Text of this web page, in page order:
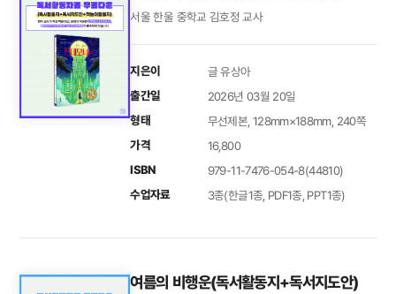
서울 한울 중학교 김호정 교사
지은이 글 유상아
출간일 2026년 03월 20일
형태 무선제본, 128mm×188mm, 240쪽
가격 16,800
ISBN 979-11-7476-054-8(44810)
수업자료 3종(한글1종, PDF1종, PPT1종)
여름의 비행운(독서활동지+독서지도안)